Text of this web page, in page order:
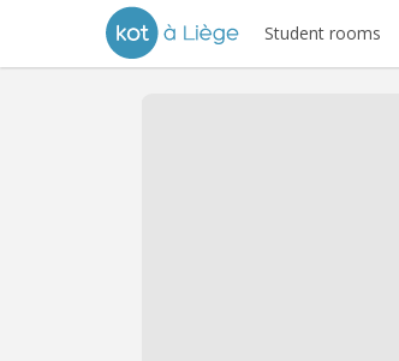
Student rooms